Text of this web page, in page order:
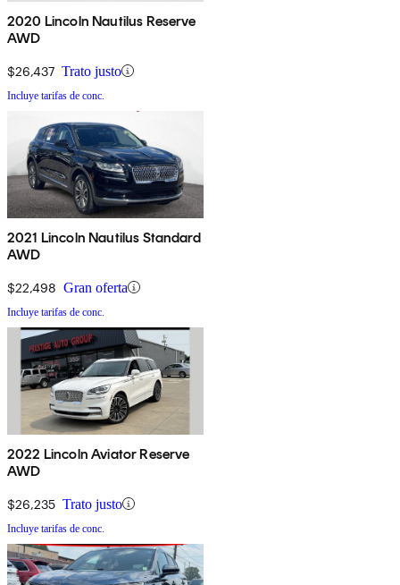
2020 Lincoln Nautilus Reserve
AWD
$26,437 Trato justo
Incluye tarifas de conc.
2021 Lincoln Nautilus Standard
AWD
$22,498 Gran oferta
Incluye tarifas de conc.
2022 Lincoln Aviator Reserve
AWD
$26,235 Trato justo
Incluye tarifas de conc.